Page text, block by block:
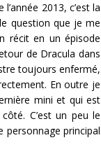
2013, c’est la
question que je me
récit en un épisode
de Dracula dans
toujours enfermé,
En outre je
mini et qui est
C’est un peu le
principal